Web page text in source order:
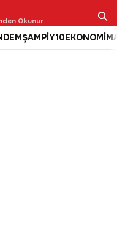
Okunur
ŞAMPİY10EKONOMİ
Ara